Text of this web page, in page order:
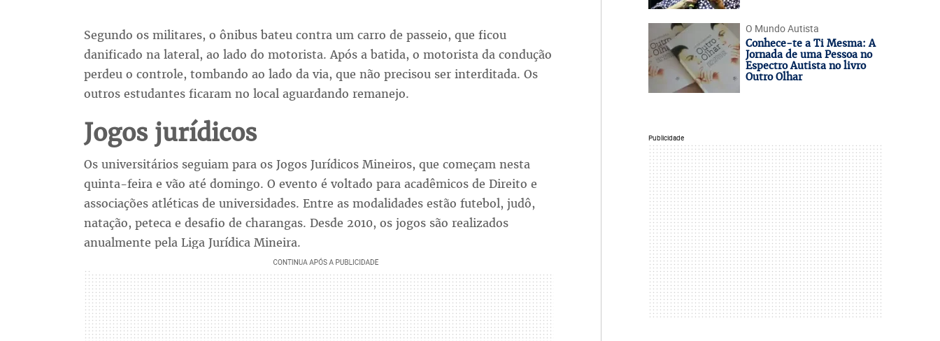
Segundo os militares, o ônibus bateu contra um carro de passeio, que ficou
danificado na lateral, ao lado do motorista. Após a batida, o motorista da condução
perdeu o controle, tombando ao lado da via, que não precisou ser interditada. Os
outros estudantes ficaram no local aguardando remanejo.
Jogos jurídicos
Os universitários seguiam para os Jogos Jurídicos Mineiros, que começam nesta
quinta-feira e vão até domingo. O evento é voltado para acadêmicos de Direito e
associações atléticas de universidades. Entre as modalidades estão futebol, judô,
natação, peteca e desafio de charangas. Desde 2010, os jogos são realizados
anualmente pela Liga Jurídica Mineira.
O Mundo Autista
Conhece-te a Ti Mesma: A
Jornada de uma Pessoa no
Espectro Autista no livro
Outro Olhar
Publicidade